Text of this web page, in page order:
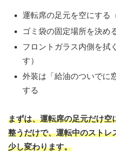
運転席の足元を空にする
ゴミ袋の固定場所を決め
フロントガラス内側を拭
す）
外装は「給油のついでに
する
まずは、運転席の足元だけ空
整うだけで、運転中のストレ
少し変わります。